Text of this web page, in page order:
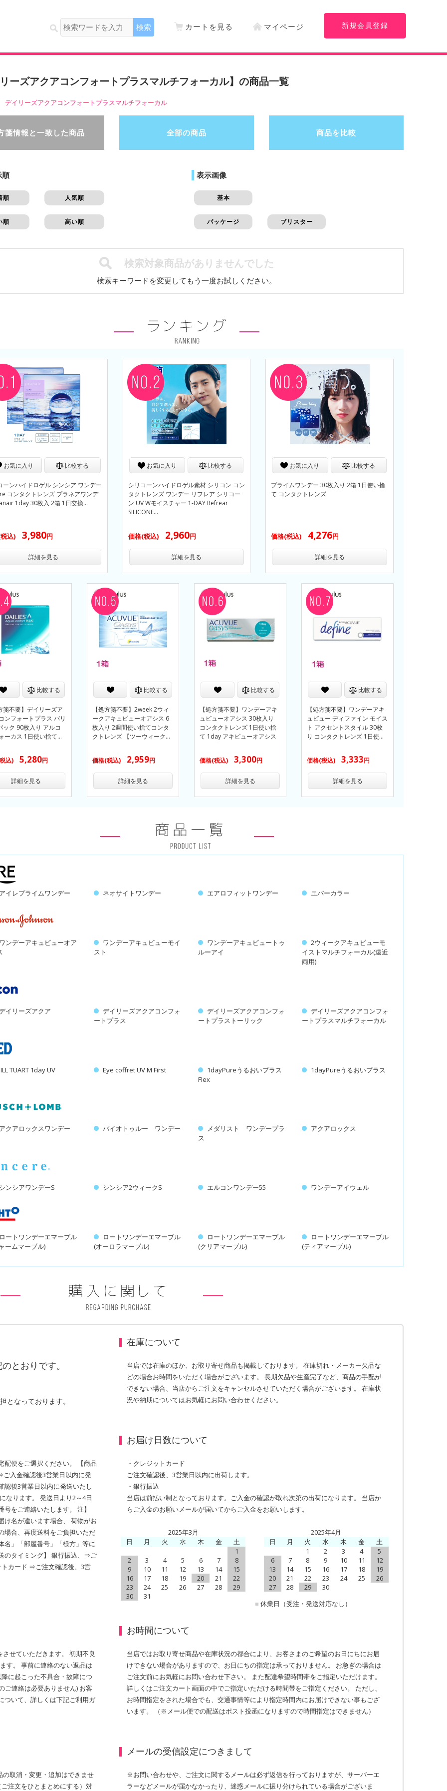
カートを見る マイページ 新規会員登録
ーズアクアコンフォートプラスマルチフォーカル】の商品一覧
デイリーズアクアコンフォートプラスマルチフォーカル
箋情報と一致した商品 全部の商品 商品を比較
順
順 人気順
順 高い順
表示画像
基本
パッケージ ブリスター
検索対象商品がありませんでした
検索キーワードを変更してもう一度お試しください。
お気に入り 比較する
ーンハイドロゲル シンシア ワンデー
コンタクトレンズ プラネアワンデ
1day 30枚入 2箱 1日交換…
込) 3,980円
詳細を見る
お気に入り 比較する
シリコーンハイドロゲル素材 シリコン コン
タクトレンズ ワンデー リフレア シリコー
ン UV Wモイスチャー 1-DAY Refrear
SILICONE…
価格(税込) 2,960円
詳細を見る
お気に入り 比較する
プライムワンデー 30枚入り 2箱 1日使い捨
て コンタクトレンズ
価格(税込) 4,276円
詳細を見る
比較する
箋不要】デイリーズア
ンフォートプラス バリ
ック 90枚入り アルコ
ーカス 1日使い捨て…
込) 5,280円
詳細を見る
比較する
【処方箋不要】2week 2ウィ
ークアキュビューオアシス 6
枚入り 2週間使い捨てコンタ
クトレンズ 【ツーウィーク…
価格(税込) 2,959円
詳細を見る
比較する
【処方箋不要】ワンデーアキ
ュビューオアシス 30枚入り
コンタクトレンズ 1日使い捨
て 1day アキビューオアシス
価格(税込) 3,300円
詳細を見る
比較する
【処方箋不要】ワンデーアキ
ュビュー ディファイン モイス
ト アクセントスタイル 30枚
り コンタクトレンズ 1日使…
価格(税込) 3,333円
詳細を見る
イレプライムワンデー ネオサイトワンデー エアロフィットワンデー エバーカラー
ンデーアキュビューオア
ワンデーアキュビューモイ
スト
ワンデーアキュビュートゥ
ルーアイ
2ウィークアキュビューモ
イストマルチフォーカル(遠近
両用)
イリーズアクア
デイリーズアクアコンフォ
ートプラス
デイリーズアクアコンフォ
ートプラストーリック
デイリーズアクアコンフォ
ートプラスマルチフォーカル
TUART 1day UV Eye coffret UV M First
1dayPureうるおいプラス
Flex
1dayPureうるおいプラス
クアロックスワンデー バイオトゥルー ワンデー
メダリスト ワンデープラ
ス
アクアロックス
ンシアワンデーS シンシア2ウィークS エルコンワンデー55 ワンデーアイウェル
ートワンデーエマーブル
ームマーブル)
ロートワンデーエマーブル
(オーロラマーブル)
ロートワンデーエマーブル
(クリアマーブル)
ロートワンデーエマーブル
(ティアマーブル)
とおりです。
なっております。
在庫について
当店では在庫のほか、お取り寄せ商品も掲載しております。 在庫切れ・メーカー欠品な
どの場合お時間をいただく場合がございます。 長期欠品や生産完了など、商品の手配が
できない場合、当店からご注文をキャンセルさせていただく場合がございます。 在庫状
況や納期についてはお気軽にお問い合わせください。
配便をご選択ください。 【商品
入金確認後3営業日以内に発
後3営業日以内に発送いたし
なります。 発送日より2～4日
をご連絡いたします。 注】
け名が違います場合、 荷物がお
場合、再度送料をご負担いただ
名」「部屋番号」「様方」等に
のタイミング】 銀行振込、⇒ご
カード ⇒ご注文確認後、3営
お届け日数について
・クレジットカード
ご注文確認後、3営業日以内に出荷します。
・銀行振込
当店は前払い制となっております。ご入金の確認が取れ次第の出荷になります。 当店か
らご入金のお願いメールが届いてからご入金をお願いします。
2025年3月
日
月 火 水 木 金
土
1
2
3 4 5 6 7
8
9
10 11 12 13 14
15
16
17 18 19 20 21
22
23
24 25 26 27 28
29
30
31
2025年4月
日
月 火 水 木 金
土
1
2 3 4
5
6
7 8 9 10 11
12
13
14 15 16 17 18
19
20
21 22 23 24 25
26
27
28 29
30
■ 休業日（受注・発送対応なし）
せていただきます。 初期不良
す。 事前に連絡のない返品は
に起こった不具合・故障につ
ご連絡は必要ありません) お客
ついて、詳しくは下記ご利用ガ
お時間について
当店ではお取り寄せ商品や在庫状況の都合により、お客さまのご希望のお日にちにお届
けできない場合がありますので、お日にちの指定は承っておりません。 お急ぎの場合は
ご注文前にお気軽にお問い合わせ下さい。 また配達希望時間帯をご指定いただけます。
詳しくはご注文カート画面の中でご指定いただける時間帯をご指定ください。 ただし、
お時間指定をされた場合でも、交通事情等により指定時間内にお届けできない事もござ
います。 （※メール便での配送はポスト投函になりますので時間指定はできません）
取消・変更・追加はできませ
注文をひとまとめにする）対
メールの受信設定につきまして
※お問い合わせや、ご注文に関するメールは必ず返信を行っておりますが、サーバーエ
ラーなどメールが届かなかったり、迷惑メールに振り分けられている場合がございま